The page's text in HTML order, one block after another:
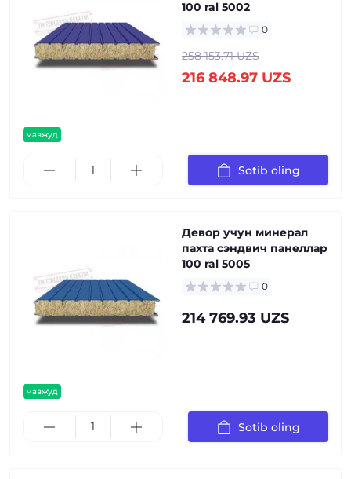
мавжуд
100 ral 5002
0
258 153.71 UZS
216 848.97 UZS
Sotib oling
мавжуд
Девор учун минерал
пахта сэндвич панеллар
100 ral 5005
0
214 769.93 UZS
Sotib oling